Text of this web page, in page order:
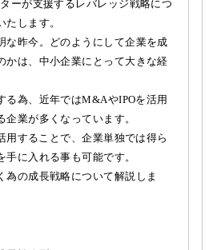
ーが支援するレバレッジ戦略につ
たします。
な昨今。どのようにして企業を成
かは、中小企業にとって大きな経
る為、近年ではM&AやIPOを活用
企業が多くなっています。
用することで、企業単独では得ら
に入れる事も可能です。
為の成長戦略について解説しま